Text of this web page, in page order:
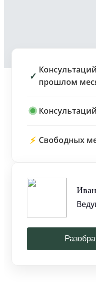
✓ прошлом
⚡ Свободных